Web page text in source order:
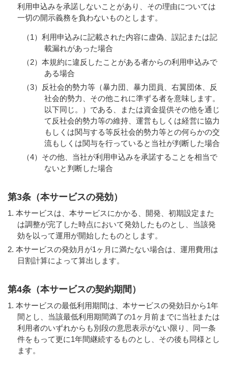
利用申込みを承諾しないことがあり、その理由については
一切の開示義務を負わないものとします。
（1）利用申込みに記載された内容に虚偽、誤記または記
載漏れがあった場合
（2）本規約に違反したことがある者からの利用申込みで
ある場合
（3）反社会的勢力等（暴力団、暴力団員、右翼団体、反
社会的勢力、その他これに準ずる者を意味します。
以下同じ。）である、または資金提供その他を通じ
て反社会的勢力等の維持、運営もしくは経営に協力
もしくは関与する等反社会的勢力等との何らかの交
流もしくは関与を行っていると当社が判断した場合
（4）その他、当社が利用申込みを承諾することを相当で
ないと判断した場合
第3条（本サービスの発効）
本サービスは、本サービスにかかる、開発、初期設定また
は調整が完了した時点において発効したものとし、当該発
効を以って運用が開始したものとします。
本サービスの発効月が1ヶ月に満たない場合は、運用費用は
日割計算によって算出します。
第4条（本サービスの契約期間）
本サービスの最低利用期間は、本サービスの発効日から1年
間とし、当該最低利用期間満了の1ヶ月前までに当社または
利用者のいずれからも別段の意思表示がない限り、同一条
件をもって更に1年間継続するものとし、その後も同様とし
ます。